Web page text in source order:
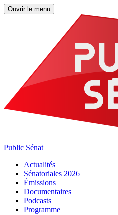
Ouvrir le menu
Public Sénat
Actualités
Sénatoriales 2026
Émissions
Documentaires
Podcasts
Programme